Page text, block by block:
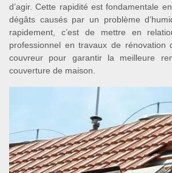
d’agir. Cette rapidité est fondamentale
dégâts causés par un problème
rapidement, c’est de mettre en
professionnel en travaux de rénovation
couvreur pour garantir la meilleure
couverture de maison.